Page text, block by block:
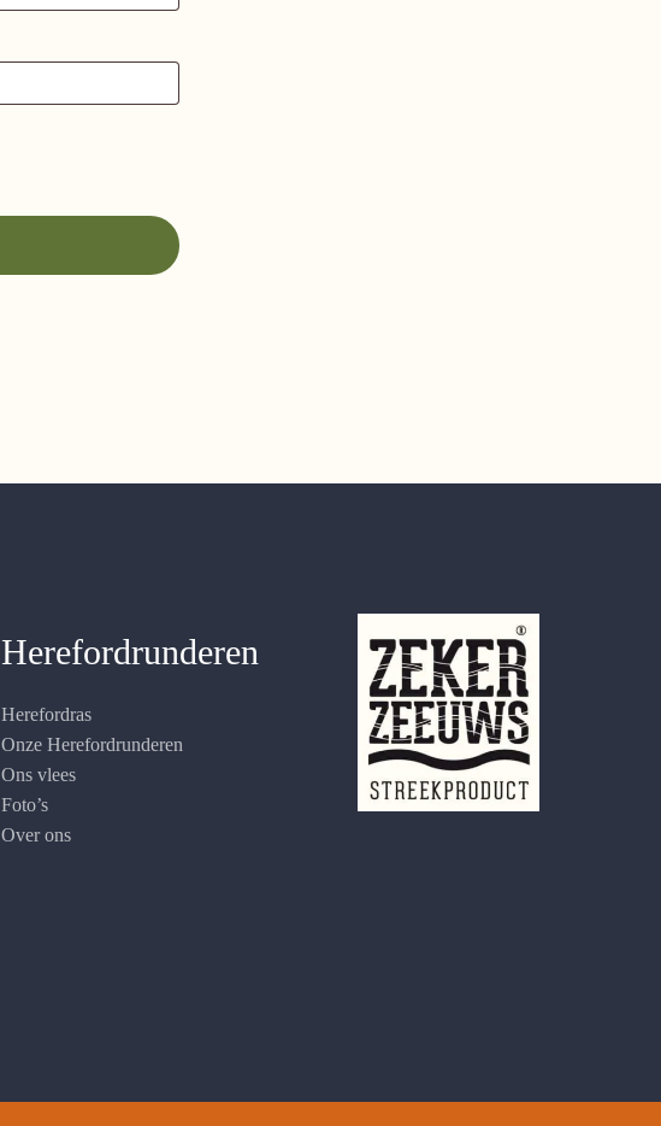
Herefordrunderen
Herefordras
Onze Herefordrunderen
Ons vlees
Foto’s
Over ons